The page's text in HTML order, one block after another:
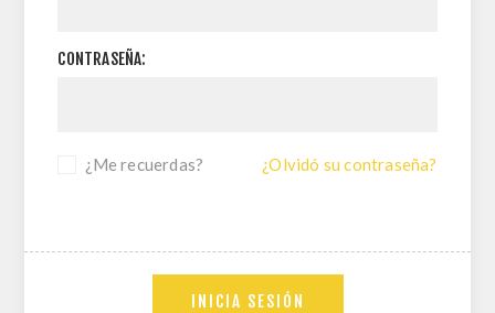
CONTRASEÑA:
¿Me recuerdas? ¿Olvidó su contraseña?
INICIA SESIÓN